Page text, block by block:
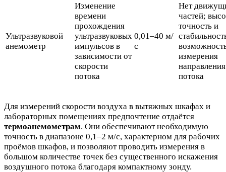
Ультразвуковой
анемометр
Изменение
времени
прохождения
ультразвуковых
импульсов в
зависимости от
скорости
потока
0,01–40 м/
с
Нет
частей;
точность и
измерения
направления
потока
Для измерений скорости воздуха в вытяжных шкафах и
лабораторных помещениях предпочтение отдаётся
термоанемометрам. Они обеспечивают необходимую
точность в диапазоне 0,1–2 м/с, характерном для рабочих
проёмов шкафов, и позволяют проводить измерения в
большом количестве точек без существенного искажения
воздушного потока благодаря компактному зонду.